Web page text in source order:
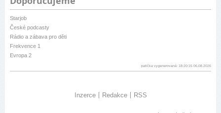
Starjob
České podcasty
Rádio a zábava pro děti
Frekvence 1
Evropa 2
patička vygenerovaná: 18:20:15 06.08.2026
Inzerce Redakce RSS